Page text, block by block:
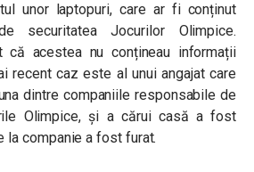
unor laptopuri, care ar fi conținut
securitatea Jocurilor Olimpice.
că acestea nu conțineau informații
recent caz este al unui angajat care
dintre companiile responsabile de
Olimpice, și a cărui casă a fost
la companie a fost furat.